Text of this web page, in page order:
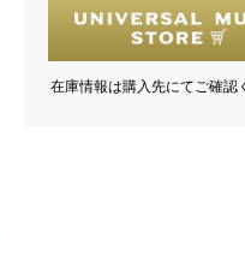
在庫情報は購入先にてご確認